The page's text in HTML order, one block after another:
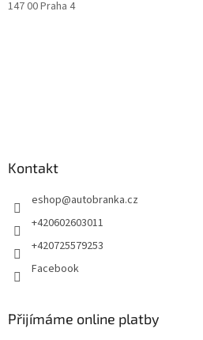
147 00 Praha 4
Kontakt
eshop@autobranka.cz
+420602603011
+420725579253
Facebook
Přijímáme online platby